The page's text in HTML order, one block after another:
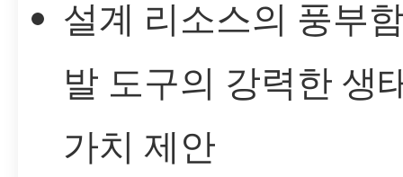
설계 리소스의 풍부
발 도구의 강력한 생
가치 제안